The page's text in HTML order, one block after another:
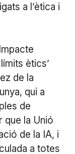
a l’ètica i
ètics’
de la
qui a
de
que la Unió
de la IA, i
a totes